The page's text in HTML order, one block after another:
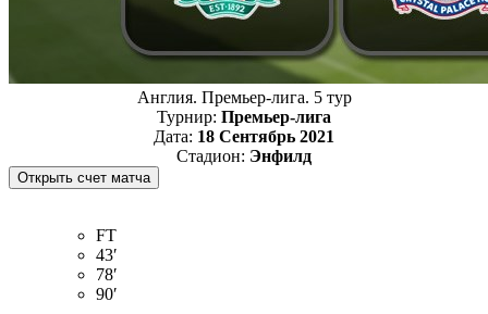
Англия. Премьер-лига. 5 тур
Турнир: Премьер-лига
Дата: 18 Сентябрь 2021
Стадион: Энфилд
FT
43′
78′
90′